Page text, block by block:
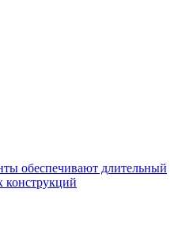
обеспечивают длительный
конструкций